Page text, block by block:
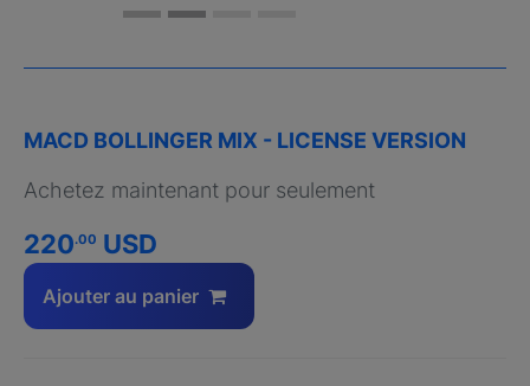
MACD BOLLINGER MIX - LICENSE VERSION
Achetez maintenant pour seulement
220.00 USD
Ajouter au panier